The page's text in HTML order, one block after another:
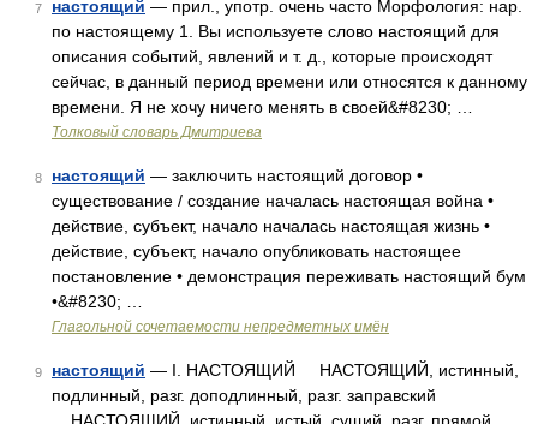
7 настоящий — прил., употр. очень часто Морфология: нар.
по настоящему 1. Вы используете слово настоящий для
описания событий, явлений и т. д., которые происходят
сейчас, в данный период времени или относятся к данному
времени. Я не хочу ничего менять в своей&#8230; …
Толковый словарь Дмитриева
8 настоящий — заключить настоящий договор •
существование / создание началась настоящая война •
действие, субъект, начало началась настоящая жизнь •
действие, субъект, начало опубликовать настоящее
постановление • демонстрация переживать настоящий бум
•&#8230; …
Глагольной сочетаемости непредметных имён
9 настоящий — I. НАСТОЯЩИЙ НАСТОЯЩИЙ, истинный,
подлинный, разг. доподлинный, разг. заправский